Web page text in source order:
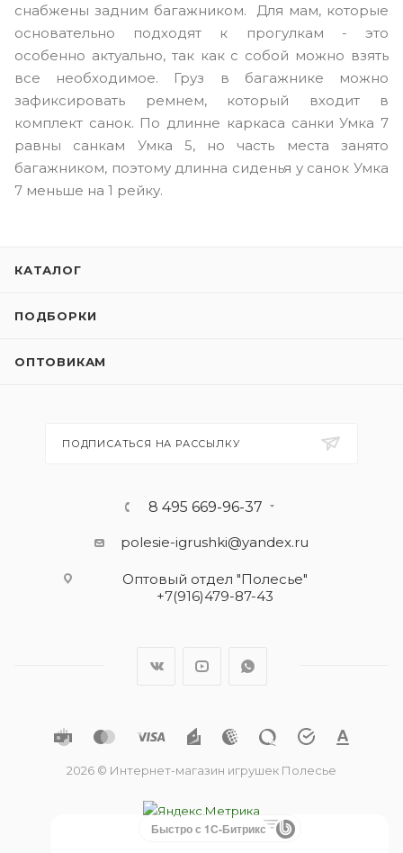
снабжены задним багажником. Для мам, которые
основательно подходят к прогулкам - это
особенно актуально, так как с собой можно взять
все необходимое. Груз в багажнике можно
зафиксировать ремнем, который входит в
комплект санок. По длинне каркаса санки Умка 7
равны санкам Умка 5, но часть места занято
багажником, поэтому длинна сиденья у санок Умка
7 меньше на 1 рейку.
КАТАЛОГ
ПОДБОРКИ
ОПТОВИКАМ
ПОДПИСАТЬСЯ НА РАССЫЛКУ
8 495 669-96-37
polesie-igrushki@yandex.ru
Оптовый отдел "Полесье"
+7(916)479-87-43
2026 © Интернет-магазин игрушек Полесье
Быстро с 1С-Битрикс